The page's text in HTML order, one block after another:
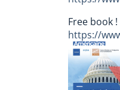
Free book !
https://